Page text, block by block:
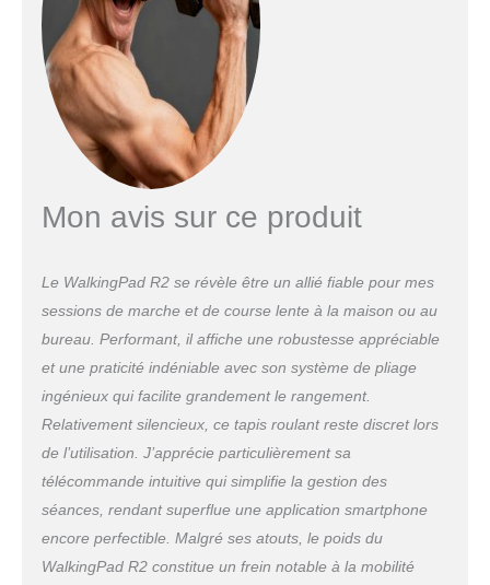
temps et les calories consommées. Faites de
l'exercice en toute sécurité - Le WalkingPad R2
permet de régler la vitesse entre 0,5 et 12 km/h,
à des intervalles de 0,5 km. Grande surface de
course de 44 x 120 cm, profil bas à seulement
70 mm du sol, larges repose-pieds
antidérapants, main courante fiable, tout cela
réduit le risque de chute du tapis de course.
Facile à utiliser - Aucun assemblage requis, il
suffit de déplier et brancher le tapis de course
pour commencer votre exercice. Poids maximal
haute densité et système d'amortissement à 4
couches offrent un entraînement tout en
est livré avec une garantie de 12 mois pour tous
les défauts de fabrication, n'hésitez pas à nous
contacter si vous avez des questions.
Mon avis sur ce produit
Le WalkingPad R2 se révèle être un allié fiable pour mes
sessions de marche et de course lente à la maison ou au
bureau. Performant, il affiche une robustesse appréciable
et une praticité indéniable avec son système de pliage
ingénieux qui facilite grandement le rangement.
Relativement silencieux, ce tapis roulant reste discret lors
de l’utilisation. J’apprécie particulièrement sa
télécommande intuitive qui simplifie la gestion des
séances, rendant superflue une application smartphone
encore perfectible. Malgré ses atouts, le poids du
WalkingPad R2 constitue un frein notable à la mobilité